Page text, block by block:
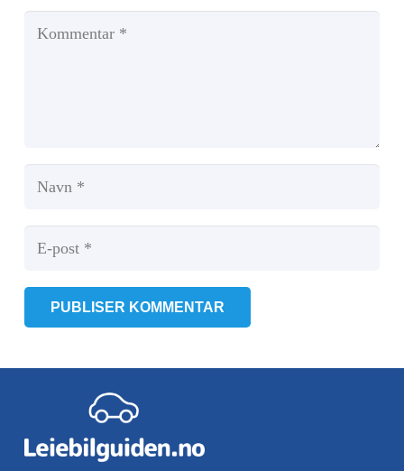
PUBLISER KOMMENTAR